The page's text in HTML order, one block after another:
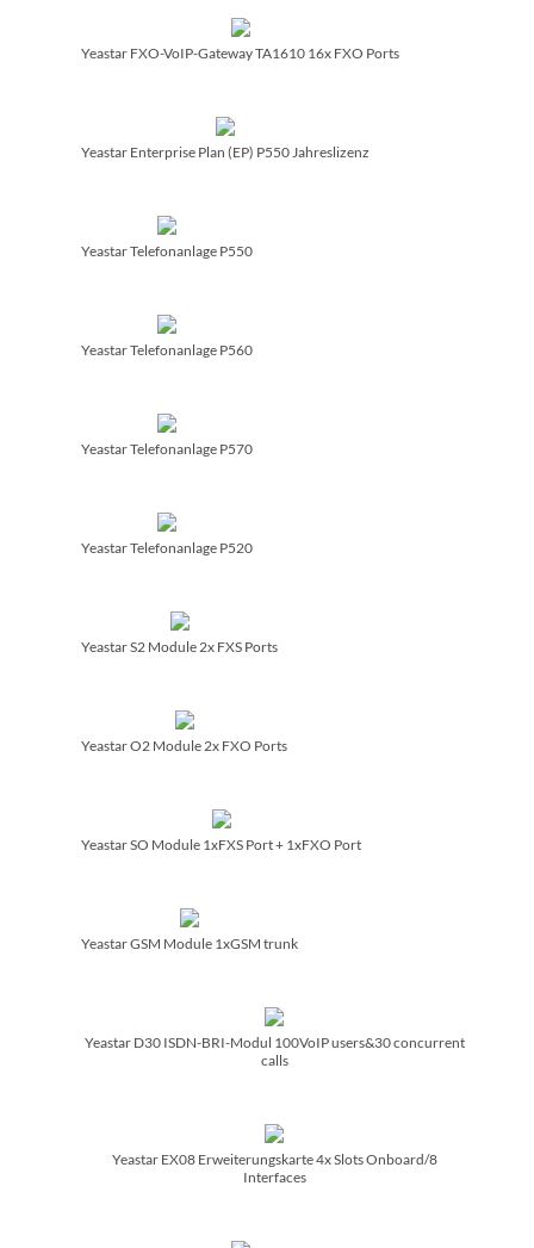
Yeastar FXO-VoIP-Gateway TA1610 16x FXO Ports
Yeastar Enterprise Plan (EP) P550 Jahreslizenz
Yeastar Telefonanlage P550
Yeastar Telefonanlage P560
Yeastar Telefonanlage P570
Yeastar Telefonanlage P520
Yeastar S2 Module 2x FXS Ports
Yeastar O2 Module 2x FXO Ports
Yeastar SO Module 1xFXS Port + 1xFXO Port
Yeastar GSM Module 1xGSM trunk
Yeastar D30 ISDN-BRI-Modul 100VoIP users&30 concurrent
calls
Yeastar EX08 Erweiterungskarte 4x Slots Onboard/­8
Interfaces